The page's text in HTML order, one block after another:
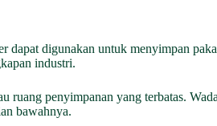
digunakan untuk menyimpan
industri.
ruang penyimpanan yang terbatas.
bawahnya.